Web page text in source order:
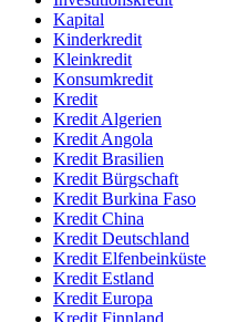
Kapital
Kinderkredit
Kleinkredit
Konsumkredit
Kredit
Kredit Algerien
Kredit Angola
Kredit Brasilien
Kredit Bürgschaft
Kredit Burkina Faso
Kredit China
Kredit Deutschland
Kredit Elfenbeinküste
Kredit Estland
Kredit Europa
Kredit Finnland